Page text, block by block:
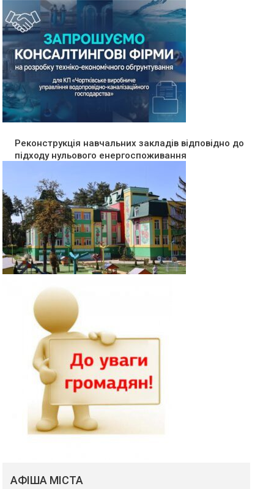
Реконструкція навчальних закладів відповідно до
підходу нульового енергоспоживання
АФІША МІСТА